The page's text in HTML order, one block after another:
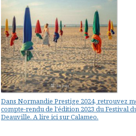
Dans Normandie Prestige 2024, retrouvez
compte-rendu de l'édition 2023 du Festival
Deauville. A lire ici sur Calameo.